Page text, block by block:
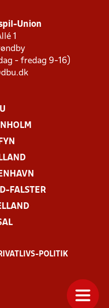
Union
1
- fredag 9-16)
FALSTER
POLITIK